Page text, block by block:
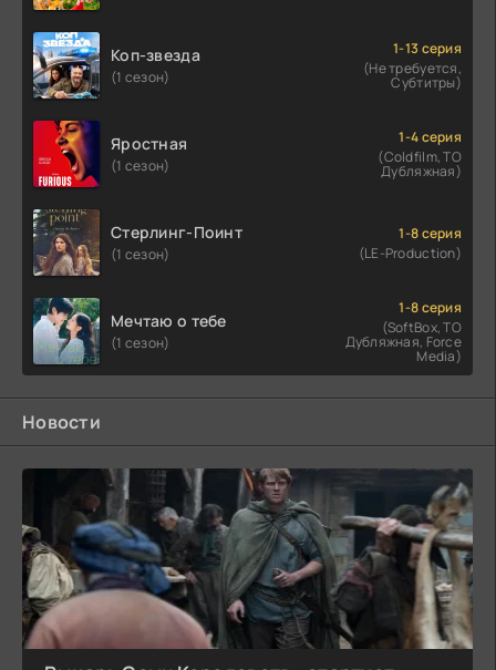
Коп-звезда
(1 сезон)
1-13 серия
(Не требуется,
Субтитры)
Яростная
(1 сезон)
1-4 серия
(Coldfilm, ТО
Дубляжная)
Стерлинг-Поинт
(1 сезон)
1-8 серия
(LE-Production)
Мечтаю о тебе
(1 сезон)
1-8 серия
(SoftBox, ТО
Дубляжная, Force
Media)
Новости